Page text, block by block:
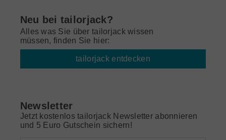
Neu bei tailorjack?
Alles was Sie über tailorjack wissen
müssen, finden Sie hier:
tailorjack entdecken
Newsletter
Jetzt kostenlos tailorjack Newsletter abonnieren
und 5 Euro Gutschein sichern!